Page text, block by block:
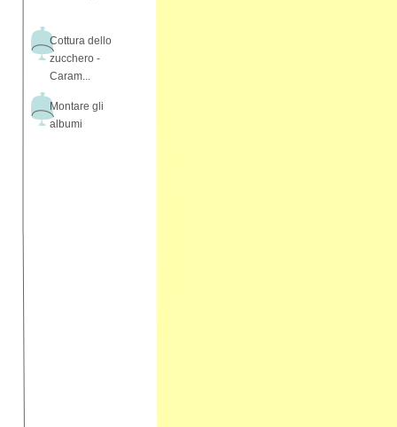
Cottura dello
zucchero -
Caram...
Montare gli
albumi